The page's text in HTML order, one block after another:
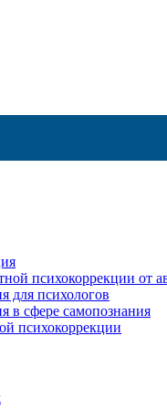
психокоррекции от
для психологов
в сфере самопознания
психокоррекции